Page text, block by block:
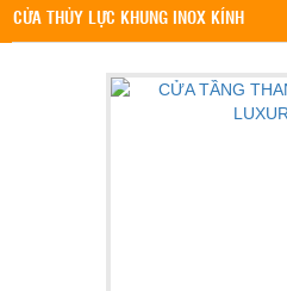
CỬA THỦY LỰC KHUNG INOX KÍNH